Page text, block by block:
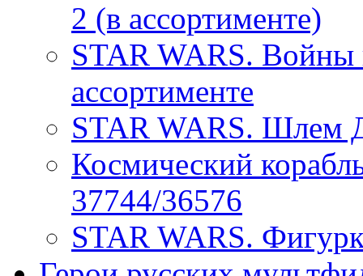
2 (в ассортименте)
STAR WARS. Войны
ассортименте
STAR WARS. Шлем
Космический
37744/36576
STAR WARS.